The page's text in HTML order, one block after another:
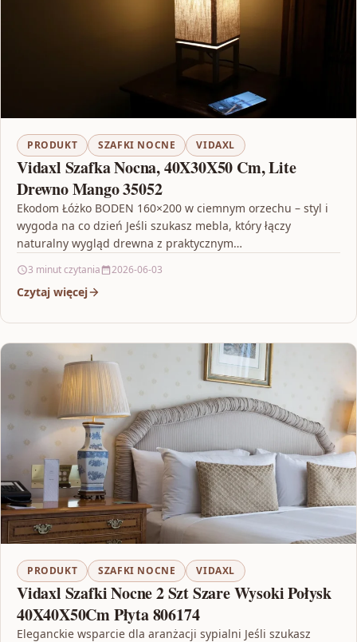
PRODUKT SZAFKI NOCNE VIDAXL
Vidaxl Szafka Nocna, 40X30X50 Cm, Lite
Drewno Mango 35052
Ekodom Łóżko BODEN 160×200 w ciemnym orzechu – styl i
wygoda na co dzień Jeśli szukasz mebla, który łączy
naturalny wygląd drewna z praktycznym…
3 minut czytania 2026-06-03
Czytaj więcej
PRODUKT SZAFKI NOCNE VIDAXL
Vidaxl Szafki Nocne 2 Szt Szare Wysoki Połysk
40X40X50Cm Płyta 806174
Eleganckie wsparcie dla aranżacji sypialni Jeśli szukasz